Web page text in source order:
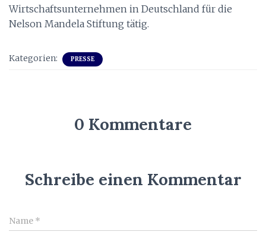
Wirtschaftsunternehmen in Deutschland für die
Nelson Mandela Stiftung tätig.
Kategorien: PRESSE
0 Kommentare
Schreibe einen Kommentar
Name *